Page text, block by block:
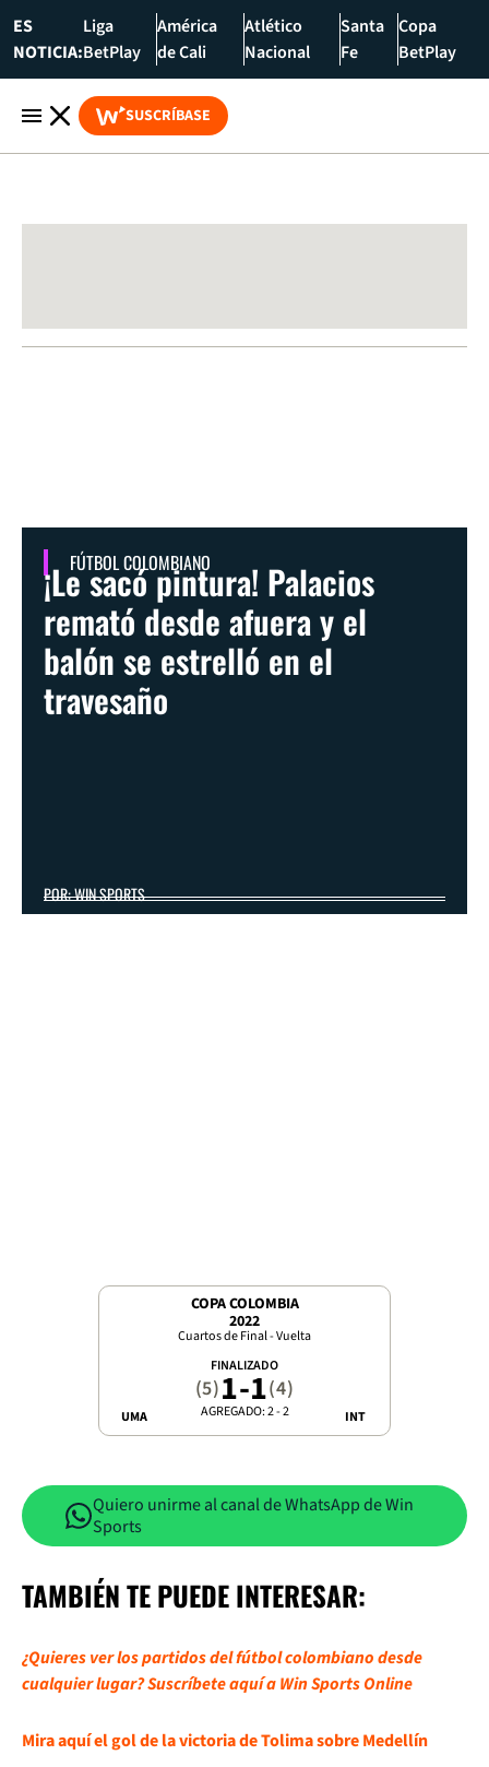
ES
NOTICIA:
Liga
BetPlay
América
de Cali
Atlético
Nacional
Santa
Fe
Copa
BetPlay
SUSCRÍBASE
FÚTBOL COLOMBIANO
¡Le sacó pintura! Palacios
remató desde afuera y el
balón se estrelló en el
travesaño
POR: WIN SPORTS
COPA COLOMBIA
2022
Cuartos de Final - Vuelta
UMA
FINALIZADO
(5)1-1(4)
AGREGADO: 2 - 2 INT
Quiero unirme al canal de WhatsApp de Win
Sports
TAMBIÉN TE PUEDE INTERESAR:
¿Quieres ver los partidos del fútbol colombiano desde
cualquier lugar? Suscríbete aquí a Win Sports Online
Mira aquí el gol de la victoria de Tolima sobre Medellín